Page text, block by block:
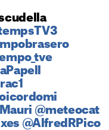
@meteocat
@AlfredRPico